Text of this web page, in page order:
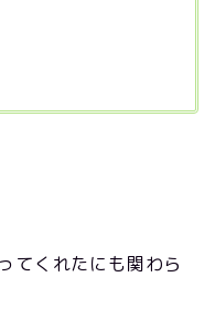
てくれたにも関わら